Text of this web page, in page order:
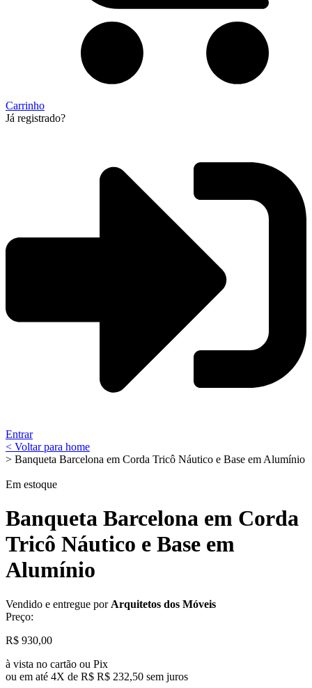
Carrinho
Já registrado?
Entrar
< Voltar para home
> Banqueta Barcelona em Corda Tricô Náutico e Base em Alumínio
Em estoque
Banqueta Barcelona em Corda
Tricô Náutico e Base em
Alumínio
Vendido e entregue por Arquitetos dos Móveis
Preço:
R$ 930,00
à vista no cartão ou Pix
ou em até 4X de R$ R$ 232,50 sem juros